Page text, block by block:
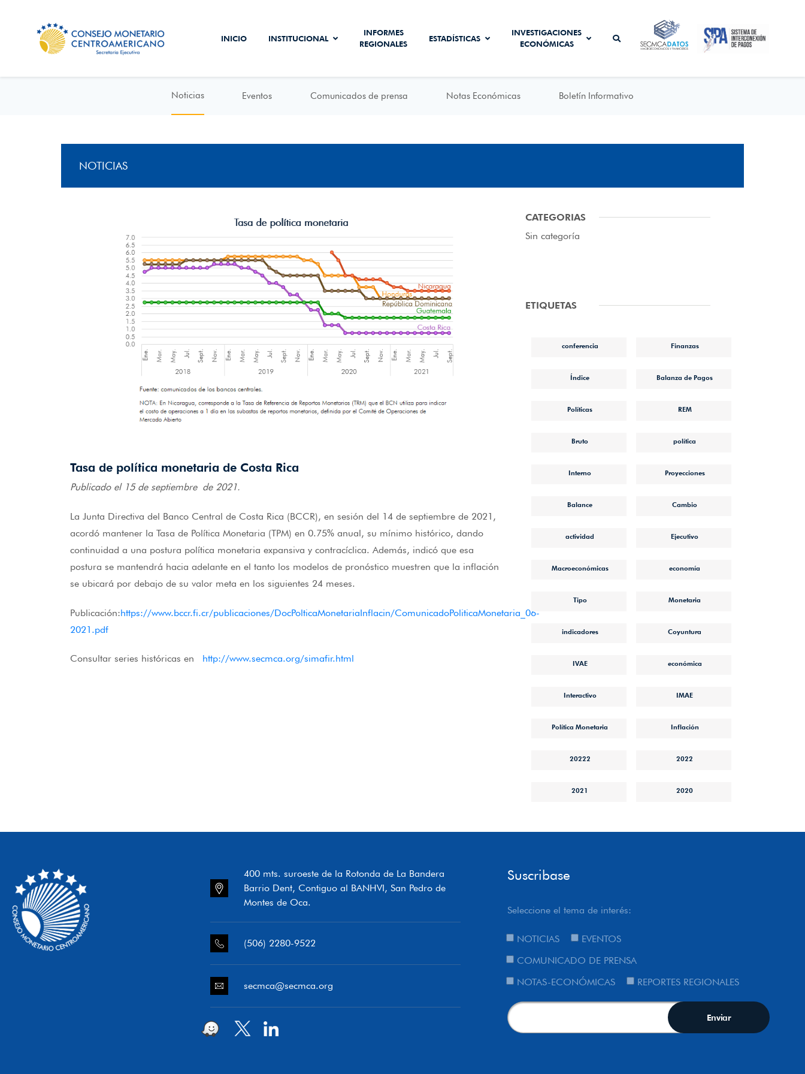
INICIO INSTITUCIONAL
INFORMES
REGIONALES
ESTADÍSTICAS
INVESTIGACIONES
ECONÓMICAS
SECMCA
DATOS
SISTEMA DE
INTERCONEXIÓN
DE PAGOS
Noticias Eventos Comunicados de prensa Notas Económicas Boletín Informativo
NOTICIAS
Tasa de política monetaria de Costa Rica
Publicado el 15 de septiembre de 2021.
La Junta Directiva del Banco Central de Costa Rica (BCCR), en sesión del 14 de septiembre de 2021,
acordó mantener la Tasa de Política Monetaria (TPM) en 0.75% anual, su mínimo histórico, dando
continuidad a una postura política monetaria expansiva y contracíclica. Además, indicó que esa
postura se mantendrá hacia adelante en el tanto los modelos de pronóstico muestren que la inflación
se ubicará por debajo de su valor meta en los siguientes 24 meses.
Publicación:https://www.bccr.fi.cr/publicaciones/DocPolticaMonetariaInflacin/ComunicadoPoliticaMonetaria_06-
2021.pdf
Consultar series históricas en http://www.secmca.org/simafir.html
CATEGORIAS
Sin categoría
ETIQUETAS
conferencia Finanzas
Índice Balanza de Pagos
Políticas REM
Bruto política
Interno Proyecciones
Balance Cambio
actividad Ejecutivo
Macroeconómicas economía
Tipo Monetaria
indicadores Coyuntura
IVAE económica
Interactivo IMAE
Política Monetaria Inflación
20222 2022
2021 2020
400 mts. suroeste de la Rotonda de La Bandera
Barrio Dent, Contiguo al BANHVI, San Pedro de
Montes de Oca.
(506) 2280-9522
secmca@secmca.org
Suscribase
Seleccione el tema de interés:
NOTICIAS
EVENTOS
COMUNICADO DE PRENSA
NOTAS-ECONÓMICAS
REPORTES REGIONALES